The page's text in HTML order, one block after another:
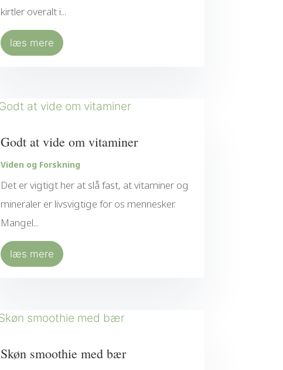
kirtler overalt i...
læs mere
Godt at vide om vitaminer
Viden og Forskning
Det er vigtigt her at slå fast, at vitaminer og
mineraler er livsvigtige for os mennesker.
Mangel...
læs mere
Skøn smoothie med bær